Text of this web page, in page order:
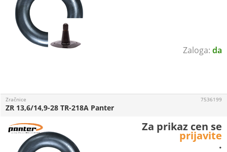
da
Zračnice
ZR 13,6/14,9-28 TR-218A Panter
7536199
Za prikaz cen se
prijavite
.